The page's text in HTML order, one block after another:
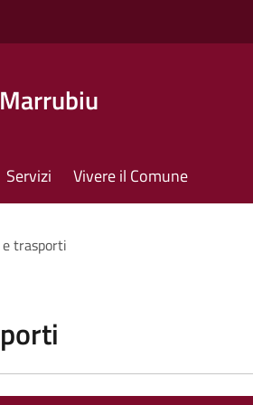
Servizi Vivere il Comune
trasporti